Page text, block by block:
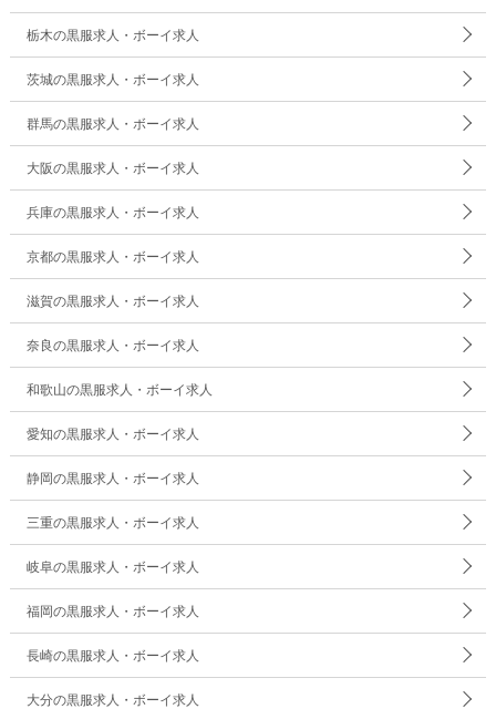
栃木の黒服求人・ボーイ求人
茨城の黒服求人・ボーイ求人
群馬の黒服求人・ボーイ求人
大阪の黒服求人・ボーイ求人
兵庫の黒服求人・ボーイ求人
京都の黒服求人・ボーイ求人
滋賀の黒服求人・ボーイ求人
奈良の黒服求人・ボーイ求人
和歌山の黒服求人・ボーイ求人
愛知の黒服求人・ボーイ求人
静岡の黒服求人・ボーイ求人
三重の黒服求人・ボーイ求人
岐阜の黒服求人・ボーイ求人
福岡の黒服求人・ボーイ求人
長崎の黒服求人・ボーイ求人
大分の黒服求人・ボーイ求人